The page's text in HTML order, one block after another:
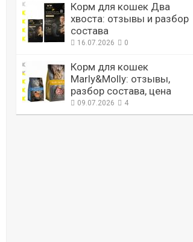
Корм для кошек Два
хвоста: отзывы и разбор
состава
16.07.2026 0
Корм для кошек
Marly&Molly: отзывы,
разбор состава, цена
09.07.2026 4